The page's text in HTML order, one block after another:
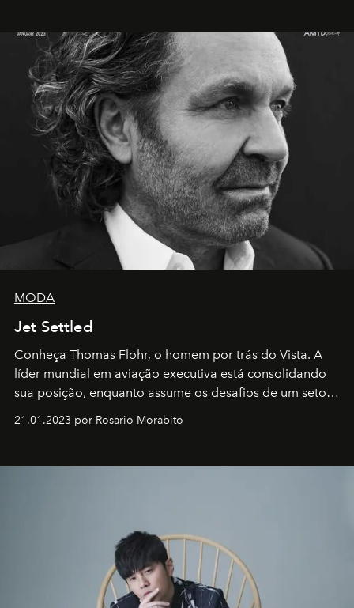
MODA
Jet Settled
Conheça Thomas Flohr, o homem por trás do Vista. A
líder mundial em aviação executiva está consolidando
sua posição, enquanto assume os desafios de um setor
em rápida evolução e redefinindo o conceito de luxo
21.01.2023 por Rosario Morabito